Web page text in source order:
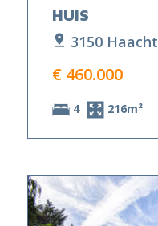
HUIS
3150 Haacht
€ 460.000
4 216m²